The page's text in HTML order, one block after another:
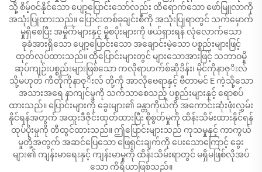
သို့ စိမ့်ဝင်နိုင်သော ပျော့ပြောင်းသော်လည်း ထိရောက်သော ဖော်မြူလာကို
အသုံးပြုထားသည်။ ပြောင်းတစ်ခုချင်းစီကို အသုံးပြုရာတွင် သက်မှောက်
မှုရှိစေပြီး အမှိုက်များနှင့် မှိုစပိုးများကို ဖယ်ရှားရန် လုံလောက်သော
ခုခံအားရှိသော ပျော့ပြောင်းသော အချောင်းမဲ့သော ပစ္စည်းများဖြင့်
ထုတ်လုပ်ထားသည်။ ထိုပြောင်းများတွင် များသောအားဖြင့် သဘာဝမှို
ဆုပ်ကျဉ်းပစ္စည်းများဖြစ်သော ကလိုရာဟက်စ်ဆိုဒိန်း၊ မိုင်ကိုနာဇုိးလ်
သို့မဟုတ် ကီတိုကိုနာဇုိးလ် တို့ကို အာလိုဗေရာနှင့် ဗီတာမင် E ကဲ့သို့သော
အသားအရေ နာကျင်မှုကို သက်သာစေသည့် ပစ္စည်းများနှင့် ရောစပ်
ထားသည်။ ပြောင်းများကို ခွေးများ၏ ခန္တာကိုယ်ကို အကောင်းဆုံးဖုံးလွှမ်း
နိုင်ရန်အတွက် အထူးဒီဇိုင်းထုတ်ထားပြီး စိုစွတ်မှုကို ထိန်းသိမ်းထားနိုင်ရန်
ထုပ်ပိုးမှုကို တီထွင်ထားသည်။ ဤပြောင်းများသည် ကုသမှုနှင့် ကာကွယ်
မှုတို့အတွက် အဆင်ပြေသော ဖြေရှင်းချက်ကို ပေးသောကြောင့် ခွေး
များ၏ ကျန်းမာရေးနှင့် ကျန်းမာမှုကို ထိန်းသိမ်းရာတွင် မရှိမဖြစ်လိုအပ်
သော ကိရိယာဖြစ်သည်။